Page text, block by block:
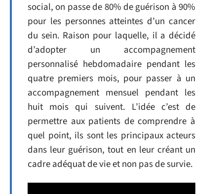
social, on passe de 80% de guérison à 90%
pour les personnes atteintes d’un cancer
du sein. Raison pour laquelle, il a décidé
d’adopter un accompagnement
personnalisé hebdomadaire pendant les
quatre premiers mois, pour passer à un
accompagnement mensuel pendant les
huit mois qui suivent. L’idée c’est de
permettre aux patients de comprendre à
quel point, ils sont les principaux acteurs
dans leur guérison, tout en leur créant un
cadre adéquat de vie et non pas de survie.